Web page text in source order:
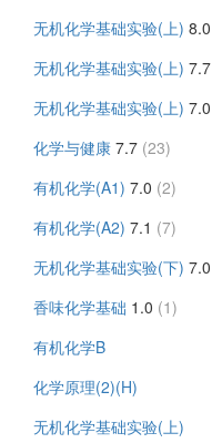
无机化学基础实验(上) 8.0
无机化学基础实验(上) 7.7
无机化学基础实验(上) 7.0
化学与健康 7.7 (23)
有机化学(A1) 7.0 (2)
有机化学(A2) 7.1 (7)
无机化学基础实验(下) 7.0
香味化学基础 1.0 (1)
有机化学B
化学原理(2)(H)
无机化学基础实验(上)